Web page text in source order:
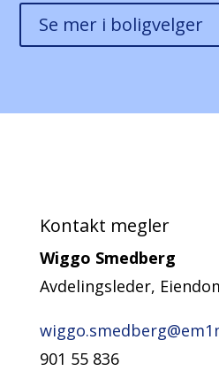
Se mer i boligvelger
Kontakt megler
Wiggo Smedberg
Avdelingsleder,
901 55 836